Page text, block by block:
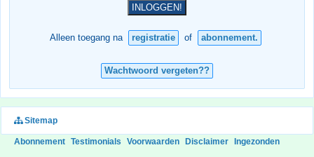
Alleen toegang na registratie of abonnement.
Wachtwoord vergeten??
Sitemap
Abonnement Testimonials Voorwaarden Disclaimer Ingezonden